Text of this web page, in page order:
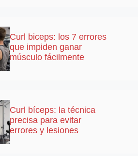
Curl biceps: los 7 errores
que impiden ganar
músculo fácilmente
Curl bíceps: la técnica
precisa para evitar
errores y lesiones